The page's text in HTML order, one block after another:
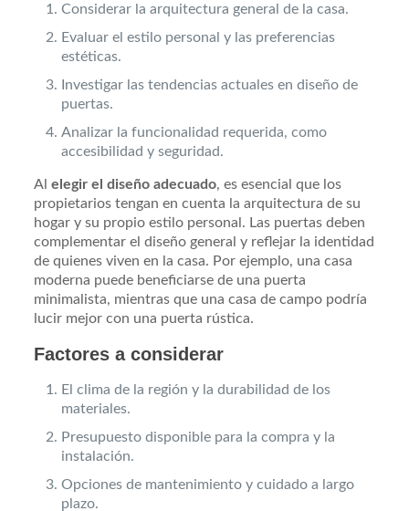
Considerar la arquitectura general de la casa.
Evaluar el estilo personal y las preferencias
estéticas.
Investigar las tendencias actuales en diseño de
puertas.
Analizar la funcionalidad requerida, como
accesibilidad y seguridad.
Alelegir el diseño adecuado, es esencial que los
propietarios tengan en cuenta la arquitectura de su
hogar y su propio estilo personal. Las puertas deben
complementar el diseño general y reflejar la identidad
de quienes viven en la casa. Por ejemplo, una casa
moderna puede beneficiarse de una puerta
minimalista, mientras que una casa de campo podría
lucir mejor con una puerta rústica.
Factores a considerar
El clima de la región y la durabilidad de los
materiales.
Presupuesto disponible para la compra y la
instalación.
Opciones de mantenimiento y cuidado a largo
plazo.